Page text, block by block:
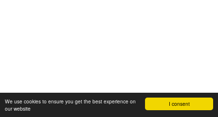
I consent
We use cookies to ensure you get the best experience on
our website